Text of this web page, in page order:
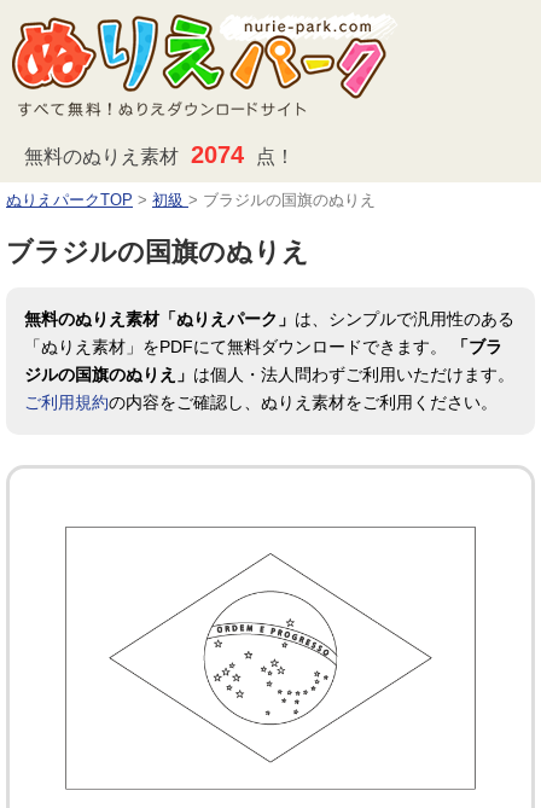
無料のぬりえ素材 2074 点！
ぬりえパークTOP > 初級 > ブラジルの国旗のぬりえ
ブラジルの国旗のぬりえ
無料のぬりえ素材「ぬりえパーク」 は、シンプルで汎用性のある
「ぬりえ素材」をPDFにて無料ダウンロードできます。
「ブラ
ジルの国旗のぬりえ」 は個人・法人問わずご利用いただけます。
ご利用規約の内容をご確認し、ぬりえ素材をご利用ください。